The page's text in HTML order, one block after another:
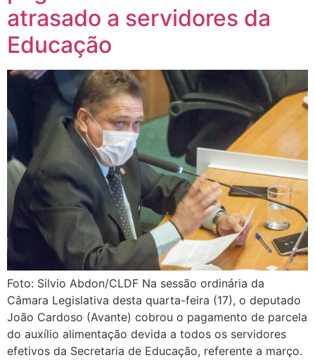
atrasado a servidores da
Educação
Foto: Silvio Abdon/CLDF Na sessão ordinária da
Câmara Legislativa desta quarta-feira (17), o deputado
João Cardoso (Avante) cobrou o pagamento de parcela
do auxílio alimentação devida a todos os servidores
efetivos da Secretaria de Educação, referente a março.